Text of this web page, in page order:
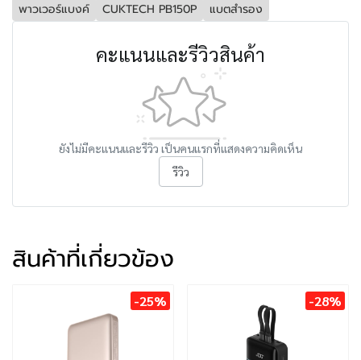
พาวเวอร์แบงค์ CUKTECH PB150P แบตสำรอง
คะแนนและรีวิวสินค้า
ยังไม่มีคะแนนและรีวิว เป็นคนแรกที่แสดงความคิดเห็น
รีวิว
สินค้าที่เกี่ยวข้อง
-25% -28%